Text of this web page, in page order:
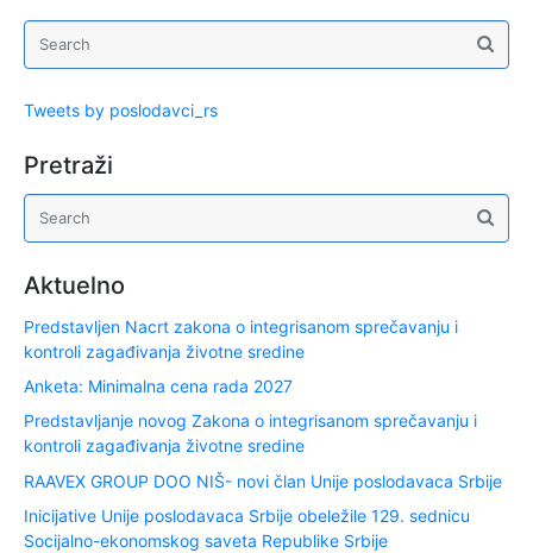
Tweets by poslodavci_rs
Pretraži
Aktuelno
Predstavljen Nacrt zakona o integrisanom sprečavanju i
kontroli zagađivanja životne sredine
Anketa: Minimalna cena rada 2027
Predstavljanje novog Zakona o integrisanom sprečavanju i
kontroli zagađivanja životne sredine
RAAVEX GROUP DOO NIŠ- novi član Unije poslodavaca Srbije
Inicijative Unije poslodavaca Srbije obeležile 129. sednicu
Socijalno-ekonomskog saveta Republike Srbije